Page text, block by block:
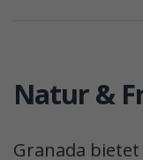
Natur &
Granada bietet